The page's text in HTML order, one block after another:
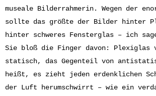
museale Bilderrahmerin. Wegen der
sollte das größte der Bilder hinter
hinter schweres Fensterglas – ich
Sie bloß die Finger davon: Plexiglas
statisch, das Gegenteil von
heißt, es zieht jeden erdenklichen
der Luft herumschwirrt – wie ein